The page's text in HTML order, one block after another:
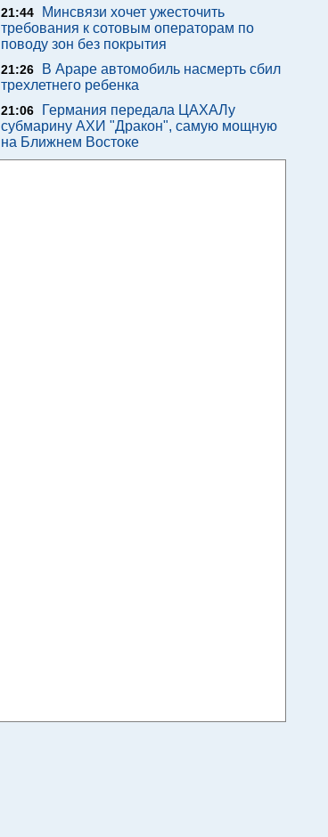
21:44
Минсвязи хочет ужесточить
требования к сотовым операторам по
поводу зон без покрытия
21:26
В Араре автомобиль насмерть сбил
трехлетнего ребенка
21:06
Германия передала ЦАХАЛу
субмарину АХИ "Дракон", самую мощную
на Ближнем Востоке